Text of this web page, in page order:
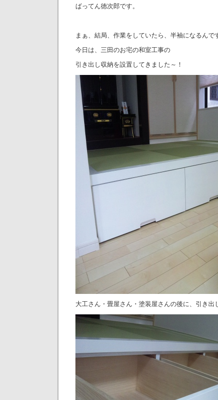
ばってん徳次郎です。
まぁ、結局、作業をしていたら、半袖になるんで
今日は、三田のお宅の和室工事の
引き出し収納を設置してきました～！
大工さん・畳屋さん・塗装屋さんの後に、引き出